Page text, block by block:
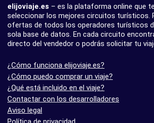
elijoviaje.es – es la plataforma online que
seleccionar los mejores circuitos turísticos.
ofertas de todos los operadores turísticos
sola base de datos. En cada circuito
directo del vendedor o podrás solicitar tu
¿Cómo funciona elijoviaje.es?
¿Cómo puedo comprar un viaje?
¿Qué está incluido en el viaje?
Contactar con los desarrolladores
Aviso legal